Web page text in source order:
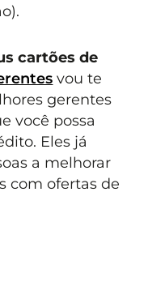
cartões de
vou te
gerentes
você possa
Eles já
a melhorar
com ofertas de